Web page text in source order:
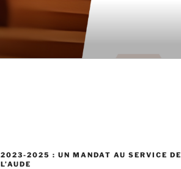
2023-2025 : UN MANDAT AU SERVICE DE
L’AUDE